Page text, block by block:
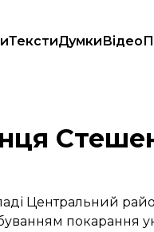
ТекстиДумкиВідео
колонії
Центральний
покарання